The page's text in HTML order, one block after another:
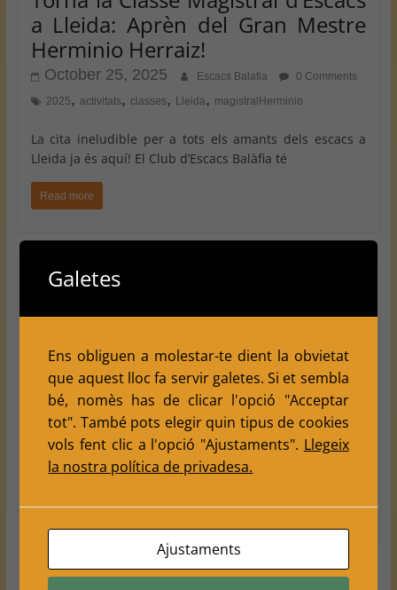
a Lleida: Aprèn del Gran Mestre
Herminio Herraiz!
October 25, 2025 Escacs Balafia
0 Comments
2025, activitats, classes, Lleida, magistralHerminio
La cita ineludible per a tots els amants dels escacs a
Lleida ja és aquí! El Club d’Escacs Balàfia té
Read more
2025 FestaMajor
Escacs al carrer amb el Club
de la Tardor 2025
September 28, 2025
Comments
2025 activitats , festa major, Lleida
El Club d’Escacs Balàfia va viure aquest dissabte a les
10:00h una jornada molt especial dins del marc de les
Read more
Galetes
Ens obliguen a molestar-te dient la obvietat
que aquest lloc fa servir galetes. Si et sembla
bé, nomès has de clicar l'opció "Acceptar
tot". També pots elegir quin tipus de cookies
vols fent clic a l'opció "Ajustaments". Llegeix
la nostra política de privadesa.
Ajustaments